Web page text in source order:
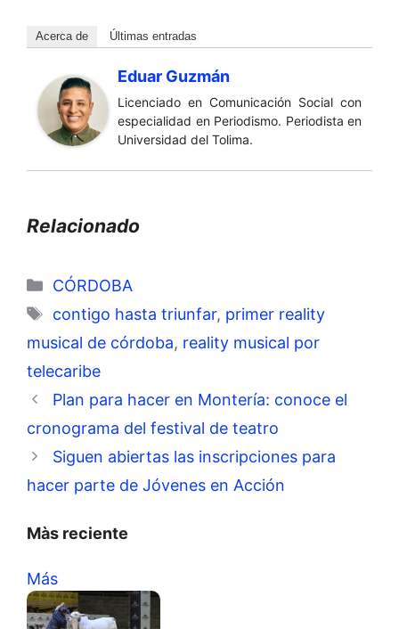
Acerca de Últimas entradas
Eduar Guzmán
Licenciado en Comunicación Social con
especialidad en Periodismo. Periodista en
Universidad del Tolima.
Relacionado
Categorías
CÓRDOBA
Etiquetas
contigo hasta triunfar, primer reality
musical de córdoba, reality musical por
telecaribe
Plan para hacer en Montería: conoce el
cronograma del festival de teatro
Siguen abiertas las inscripciones para
hacer parte de Jóvenes en Acción
Màs reciente
Más